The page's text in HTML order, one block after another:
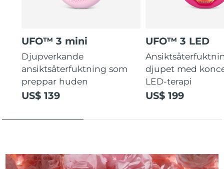
UFO™ 3 mini
Djupverkande
ansiktsåterfuktning som
preppar huden
US$ 139
UFO™ 3 LED
djupet med
LED-terapi
US$ 199